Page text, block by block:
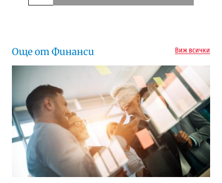
Следваща новина
Още от Финанси Виж всички